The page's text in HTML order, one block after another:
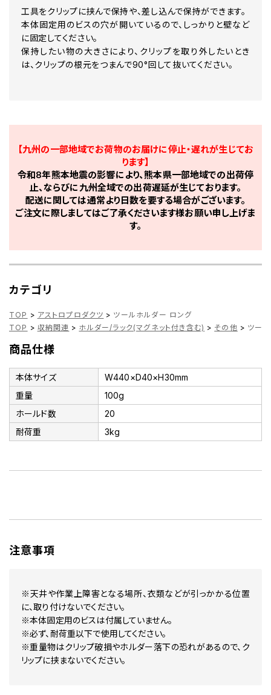
工具をクリップに挟んで保持や、差し込んで保持ができます。
本体固定用のビスの穴が開いているので、しっかりと壁など
に固定してください。
保持したい物の大きさにより、クリップを取り外したいとき
は、クリップの根元をつまんで90°回して抜いてください。
【九州の一部地域でお荷物のお届けに停止・遅れが生じてお
ります】
令和8年熊本地震の影響により、熊本県一部地域での出荷停
止、ならびに九州全域での出荷遅延が生じております。
配送に関しては通常より日数を要する場合がございます。
ご注文に際しましてはご了承くださいます様お願い申し上げま
す。
カテゴリ
TOP > アストロプロダクツ > ツールホルダー ロング
TOP > 収納関連 > ホルダー/ラック(マグネット付き含む) > その他 > ツー
商品仕様
本体サイズ
W440×D40×H30mm
重量
100g
ホールド数
20
耐荷重
3kg
注意事項
※天井や作業上障害となる場所、衣類などが引っかかる位置
に、取り付けないでください。
※本体固定用のビスは付属していません。
※必ず、耐荷重以下で使用してください。
※重量物はクリップ破損やホルダー落下の恐れがあるので、ク
リップに挟まないでください。